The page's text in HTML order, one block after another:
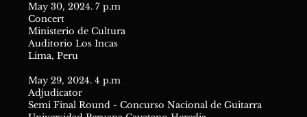
May 30, 2024. 7 p.m
Concert
Ministerio de Cultura
Auditorio Los Incas
Lima, Peru
May 29, 2024. 4 p.m
Adjudicator
Semi Final Round - Concurso Nacional de Guitarra